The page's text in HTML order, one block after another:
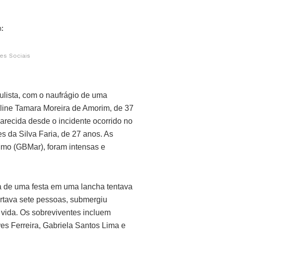
Sociais
com o naufrágio de uma
Tamara Moreira de Amorim, de 37
desde o incidente ocorrido no
da Silva Faria, de 27 anos. As
(GBMar), foram intensas e
uma festa em uma lancha tentava
sete pessoas, submergiu
Os sobreviventes incluem
Ferreira, Gabriela Santos Lima e